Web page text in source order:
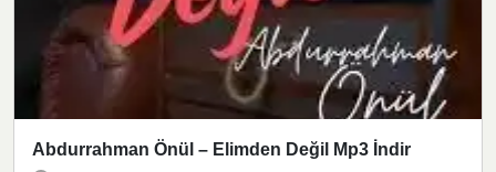
Abdurrahman Önül – Elimden Değil Mp3 İndir